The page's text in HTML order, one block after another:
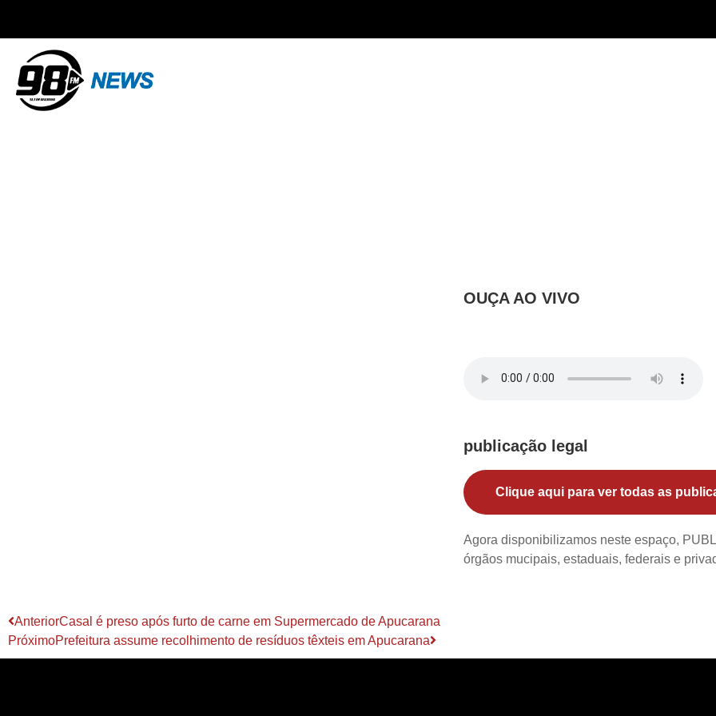
OUÇA AO VIVO
publicação legal
Clique aqui para ver todas as
Agora disponibilizamos neste espaço,
órgãos mucipais, estaduais, federais e
AnteriorCasal é preso após furto de carne em Supermercado de Apucarana
PróximoPrefeitura assume recolhimento de resíduos têxteis em Apucarana